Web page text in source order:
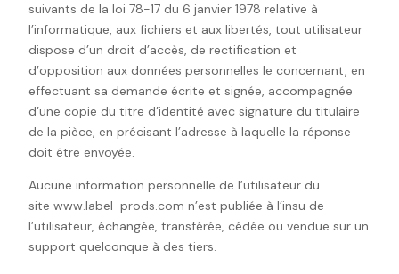
suivants de la loi 78-17 du 6 janvier 1978 relative à
l’informatique, aux fichiers et aux libertés, tout utilisateur
dispose d’un droit d’accès, de rectification et
d’opposition aux données personnelles le concernant, en
effectuant sa demande écrite et signée, accompagnée
d’une copie du titre d’identité avec signature du titulaire
de la pièce, en précisant l’adresse à laquelle la réponse
doit être envoyée.
Aucune information personnelle de l’utilisateur du
site www.label-prods.com n’est publiée à l’insu de
l’utilisateur, échangée, transférée, cédée ou vendue sur un
support quelconque à des tiers.